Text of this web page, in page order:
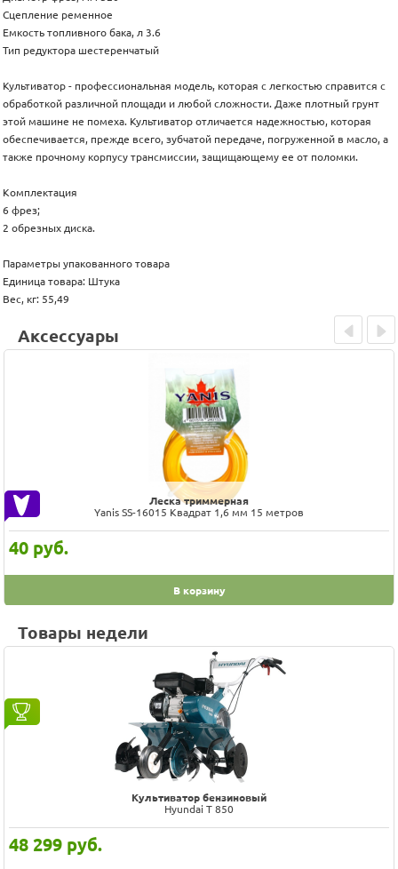
Сцепление ременное
Емкость топливного бака, л 3.6
Тип редуктора шестеренчатый
Культиватор - профессиональная модель, которая с легкостью справится с
обработкой различной площади и любой сложности. Даже плотный грунт
этой машине не помеха. Культиватор отличается надежностью, которая
обеспечивается, прежде всего, зубчатой передаче, погруженной в масло, а
также прочному корпусу трансмиссии, защищающему ее от поломки.
Комплектация
6 фрез;
2 обрезных диска.
Параметры упакованного товара
Единица товара: Штука
Вес, кг: 55,49
Аксессуары
Леска триммерная
Yanis SS-16015 Квадрат 1,6 мм 15 метров
40 руб.
В корзину
Prev Next
Товары недели
Культиватор бензиновый
Hyundai T 850
48 299 руб.